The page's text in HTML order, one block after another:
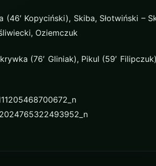
(46′ Kopyciński), Skiba, Słotwiński –
Oziemczuk
(76′ Gliniak), Pikul (59′